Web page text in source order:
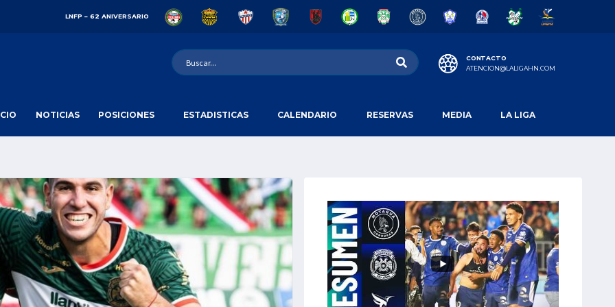
LNFP – 62 ANIVERSARIO
CONTACTO
ATENCION@LALIGAHN.COM
NOTICIAS POSICIONES ESTADISTICAS CALENDARIO RESERVAS MEDIA LA LIGA